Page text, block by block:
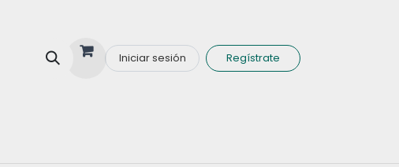
Iniciar sesión Regístrate